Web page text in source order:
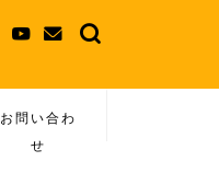
お問い合わ
せ